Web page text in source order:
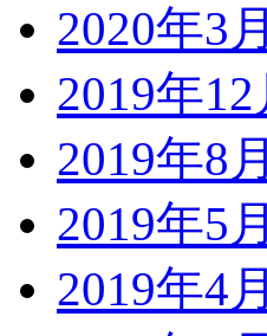
2020年3月
2019年12
2019年8月
2019年5月
2019年4月